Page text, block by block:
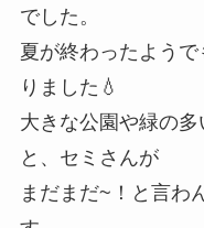
でした。
夏が終わったよう
りました💧
大きな公園や緑の
と、セミさんが
まだまだ~！と言わ